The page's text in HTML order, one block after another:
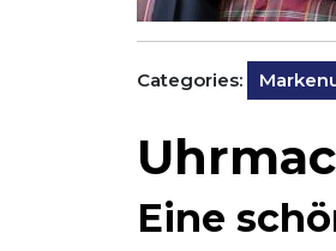
Categories:
Eine